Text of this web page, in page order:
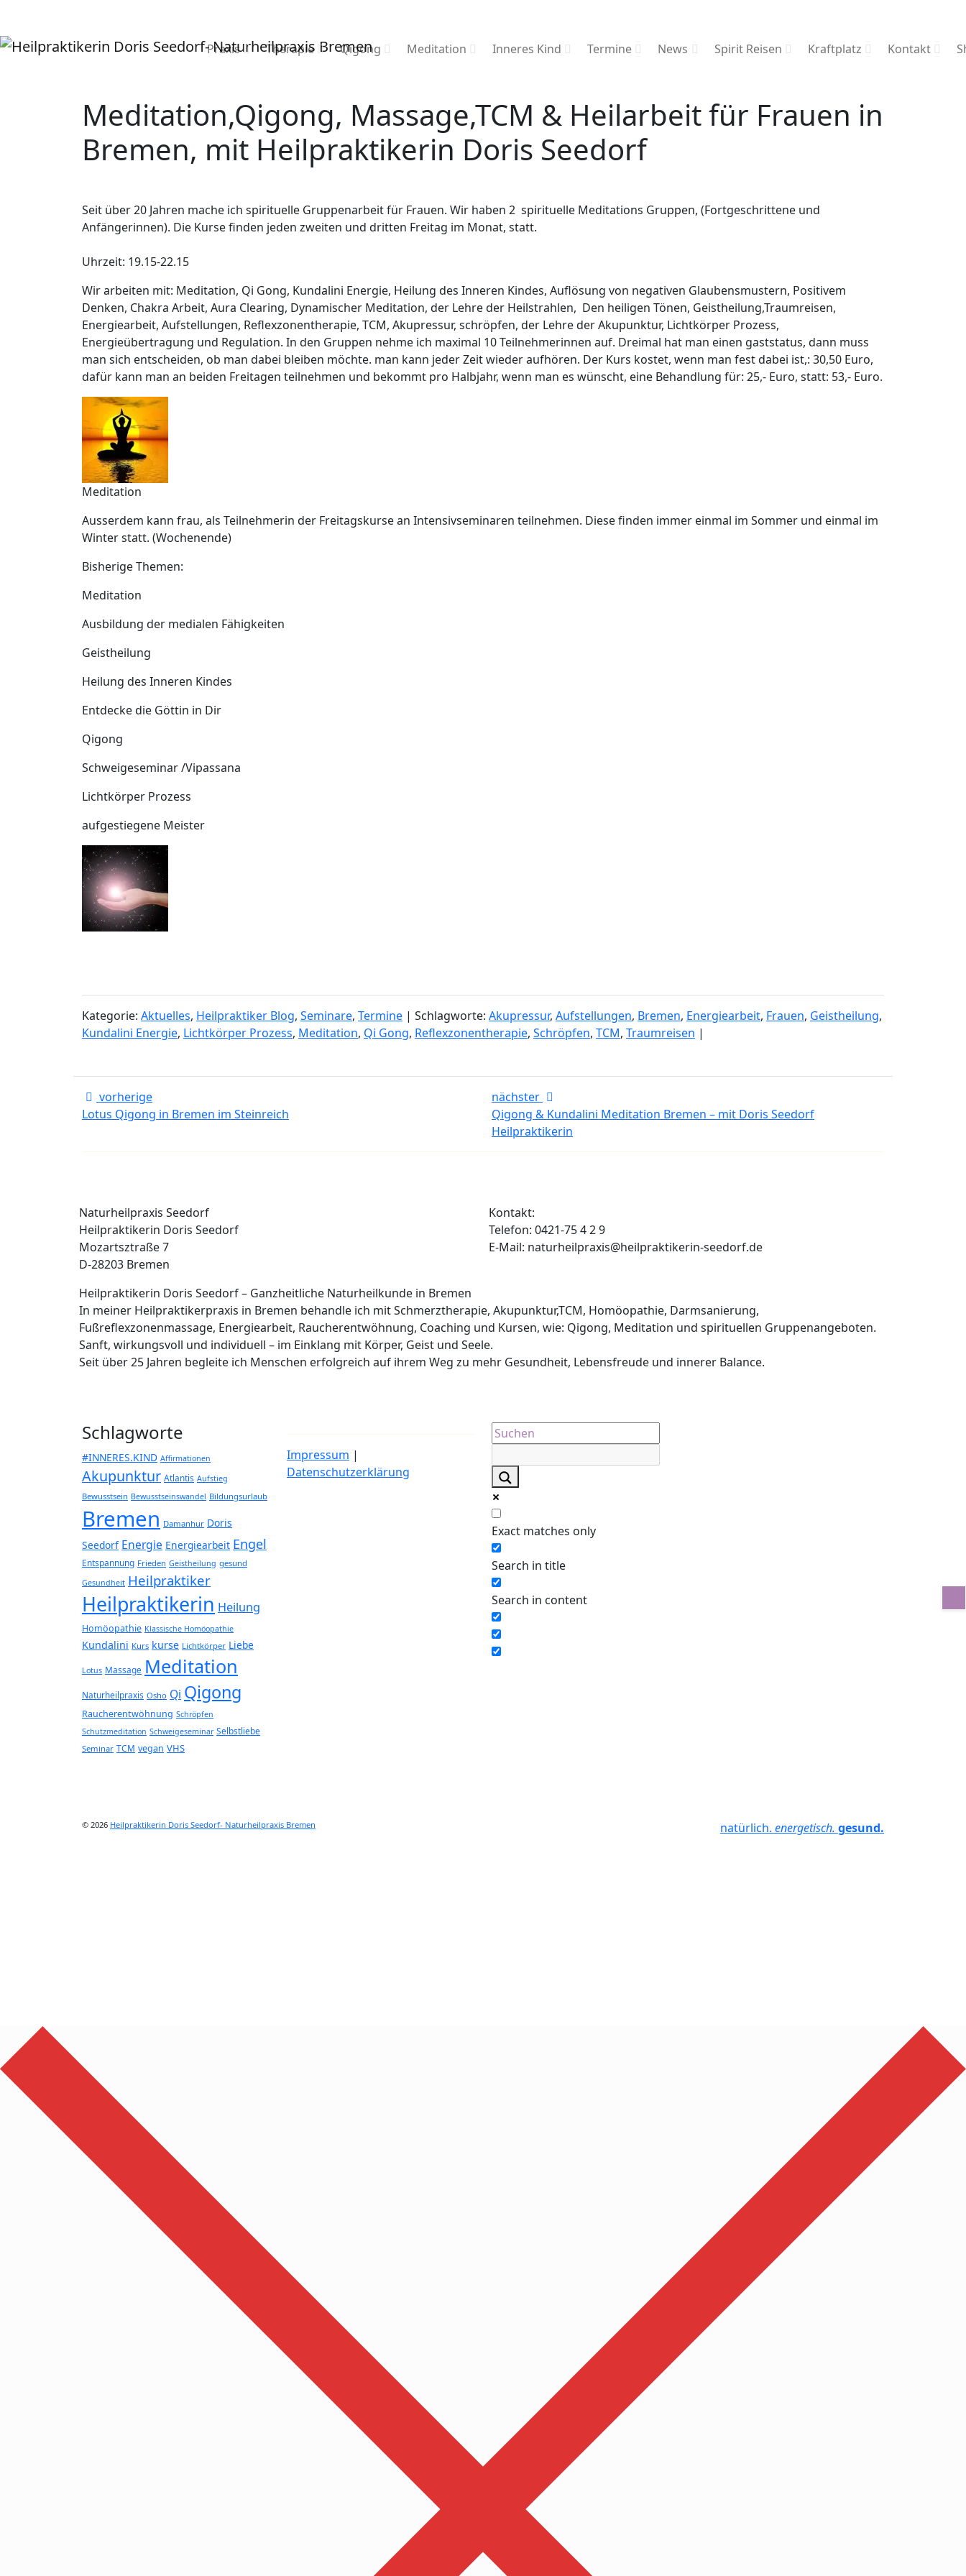
Praxis Therapie Qigong Meditation Inneres Kind Termine News Spirit Reisen Kraftplatz Kontakt
Meditation,Qigong, Massage,TCM & Heilarbeit für Frauen in
Bremen, mit Heilpraktikerin Doris Seedorf
Seit über 20 Jahren mache ich spirituelle Gruppenarbeit für Frauen. Wir haben 2 spirituelle Meditations Gruppen, (Fortgeschrittene und
Anfängerinnen). Die Kurse finden jeden zweiten und dritten Freitag im Monat, statt.
Uhrzeit: 19.15-22.15
Wir arbeiten mit: Meditation, Qi Gong, Kundalini Energie, Heilung des Inneren Kindes, Auflösung von negativen Glaubensmustern, Positivem
Denken, Chakra Arbeit, Aura Clearing, Dynamischer Meditation, der Lehre der Heilstrahlen, Den heiligen Tönen, Geistheilung,Traumreisen,
Energiearbeit, Aufstellungen, Reflexzonentherapie, TCM, Akupressur, schröpfen, der Lehre der Akupunktur, Lichtkörper Prozess,
Energieübertragung und Regulation. In den Gruppen nehme ich maximal 10 Teilnehmerinnen auf. Dreimal hat man einen gaststatus, dann muss
man sich entscheiden, ob man dabei bleiben möchte. man kann jeder Zeit wieder aufhören. Der Kurs kostet, wenn man fest dabei ist,: 30,50 Euro,
dafür kann man an beiden Freitagen teilnehmen und bekommt pro Halbjahr, wenn man es wünscht, eine Behandlung für: 25,- Euro, statt: 53,- Euro.
Meditation
Ausserdem kann frau, als Teilnehmerin der Freitagskurse an Intensivseminaren teilnehmen. Diese finden immer einmal im Sommer und einmal im
Winter statt. (Wochenende)
Bisherige Themen:
Meditation
Ausbildung der medialen Fähigkeiten
Geistheilung
Heilung des Inneren Kindes
Entdecke die Göttin in Dir
Qigong
Schweigeseminar /Vipassana
Lichtkörper Prozess
aufgestiegene Meister
Kategorie: Aktuelles, Heilpraktiker Blog, Seminare, Termine | Schlagworte: Akupressur, Aufstellungen, Bremen, Energiearbeit, Frauen, Geistheilung,
Kundalini Energie, Lichtkörper Prozess, Meditation, Qi Gong, Reflexzonentherapie, Schröpfen, TCM, Traumreisen |
vorherige
Lotus Qigong in Bremen im Steinreich
nächster
Qigong & Kundalini Meditation Bremen – mit Doris Seedorf
Heilpraktikerin
Naturheilpraxis Seedorf
Heilpraktikerin Doris Seedorf
Mozartsztraße 7
D-28203 Bremen
Kontakt:
Telefon: 0421-75 4 2 9
E-Mail: naturheilpraxis@heilpraktikerin-seedorf.de
Heilpraktikerin Doris Seedorf – Ganzheitliche Naturheilkunde in Bremen
In meiner Heilpraktikerpraxis in Bremen behandle ich mit Schmerztherapie, Akupunktur,TCM, Homöopathie, Darmsanierung,
Fußreflexzonenmassage, Energiearbeit, Raucherentwöhnung, Coaching und Kursen, wie: Qigong, Meditation und spirituellen Gruppenangeboten.
Sanft, wirkungsvoll und individuell – im Einklang mit Körper, Geist und Seele.
Seit über 25 Jahren begleite ich Menschen erfolgreich auf ihrem Weg zu mehr Gesundheit, Lebensfreude und innerer Balance.
Schlagworte
#INNERES.KIND Affirmationen
Akupunktur Atlantis Aufstieg
Bewusstsein Bewusstseinswandel Bildungsurlaub
Bremen Damanhur Doris
Seedorf Energie Energiearbeit Engel
Entspannung Frieden Geistheilung gesund
Gesundheit Heilpraktiker
Heilpraktikerin Heilung
Homöopathie Klassische Homöopathie
Kundalini Kurs kurse Lichtkörper Liebe
Lotus Massage Meditation
Naturheilpraxis Osho Qi Qigong
Raucherentwöhnung Schröpfen
Schutzmeditation Schweigeseminar Selbstliebe
Seminar TCM vegan VHS
Impressum |
Datenschutzerklärung
Exact matches only
Search in title
Search in content
© 2026 Heilpraktikerin Doris Seedorf- Naturheilpraxis Bremen natürlich. energetisch. gesund.